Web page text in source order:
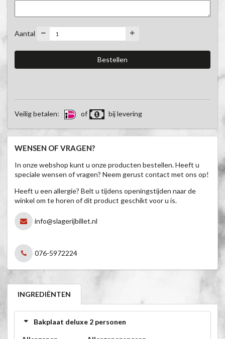
Aantal
Veilig betalen: of bij levering
WENSEN OF VRAGEN?
In onze webshop kunt u onze producten bestellen. Heeft u
speciale wensen of vragen? Neem gerust contact met ons op!
Heeft u een allergie? Belt u tijdens openingstijden naar de
winkel om te horen of dit product geschikt voor u is.
info@slagerijbillet.nl
076-5972224
INGREDIËNTEN
Bakplaat deluxe 2 personen